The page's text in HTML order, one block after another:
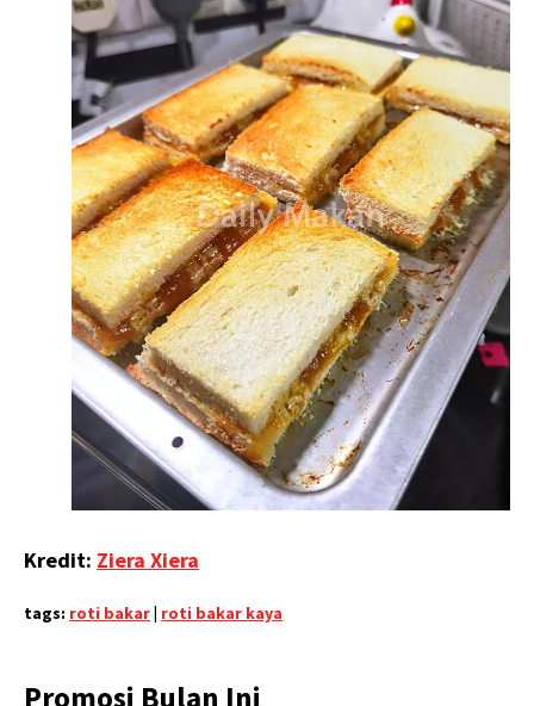
Kredit: Ziera Xiera
tags: roti bakar| roti bakar kaya
Promosi Bulan Ini